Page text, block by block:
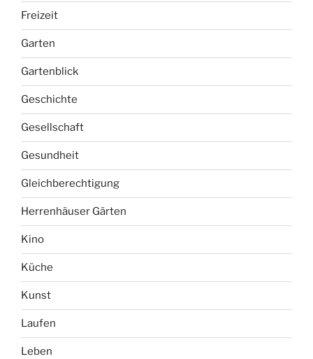
Freizeit
Garten
Gartenblick
Geschichte
Gesellschaft
Gesundheit
Gleichberechtigung
Herrenhäuser Gärten
Kino
Küche
Kunst
Laufen
Leben